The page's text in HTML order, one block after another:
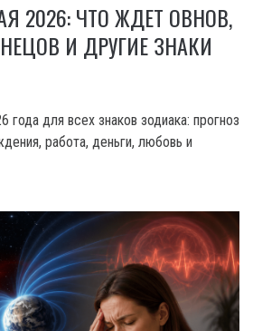
2026: ЧТО ЖДЕТ ОВНОВ,
И ДРУГИЕ ЗНАКИ
года для всех знаков зодиака: прогноз
работа, деньги, любовь и